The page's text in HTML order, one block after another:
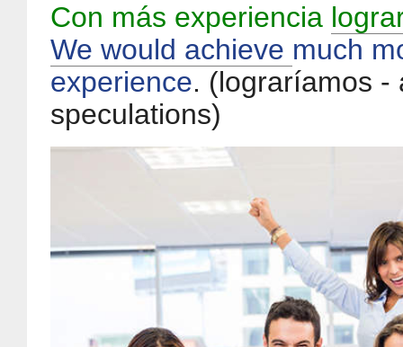
Con más experiencia
We would achieve much
experience. (lograríamos -
speculations)